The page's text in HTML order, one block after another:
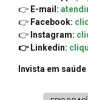
👉 E-mail:
👉 Facebook:
👉 Instagram:
👉 Linkedin:
Invista em